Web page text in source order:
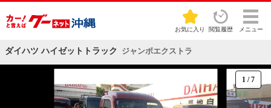
お気に入り 閲覧履歴 メニュー
ダイハツ ハイゼットトラック ジャンボエクストラ
1 /7